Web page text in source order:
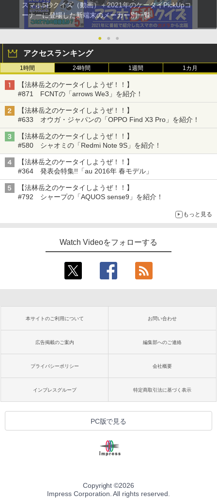
スマホ5秒クイズ（動画）＋2021年のケータイPickUpコ
ーナーに登場した新端末のメーカー別一覧
● ● ●
アクセスランキング
1時間 24時間 1週間 1カ月
【法林岳之のケータイしようぜ！！】
#871 FCNTの「arrows We3」を紹介！
【法林岳之のケータイしようぜ！！】
#633 オウガ・ジャパンの「OPPO Find X3 Pro」を紹介！
【法林岳之のケータイしようぜ！！】
#580 シャオミの「Redmi Note 9S」を紹介！
【法林岳之のケータイしようぜ！！】
#364 発表会特集!!「au 2016年 春モデル」
【法林岳之のケータイしようぜ！！】
#792 シャープの「AQUOS sense9」を紹介！
もっと見る
Watch Videoをフォローする
本サイトのご利用について お問い合わせ
広告掲載のご案内 編集部へのご連絡
プライバシーポリシー 会社概要
インプレスグループ 特定商取引法に基づく表示
PC版で見る
Copyright ©2026
Impress Corporation. All rights reserved.